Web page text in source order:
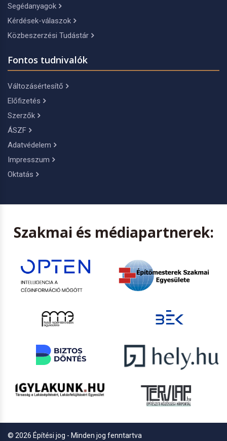
Segédanyagok
Kérdések-válaszok
Közbeszerzési Tudástár
Fontos tudnivalók
Változásértesítő
Előfizetés
Szerzők
ÁSZF
Adatvédelem
Impresszum
Oktatás
Szakmai és médiapartnerek:
© 2026 Építési jog - Minden jog fenntartva